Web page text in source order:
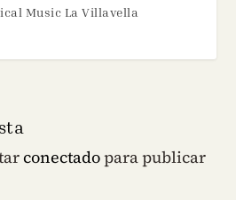
Music La Villavella
conectadopara publicar